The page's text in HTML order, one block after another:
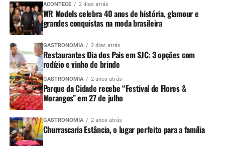
ACONTECE 2 dias atrás
WR Models celebra 40 anos de história, glamour e
grandes conquistas na moda brasileira
GASTRONOMIA 2 dias atrás
Restaurantes Dia dos Pais em SJC: 3 opções com
rodízio e vinho de brinde
GASTRONOMIA 2 anos atrás
Parque da Cidade recebe “Festival de Flores &
Morangos” em 27 de julho
GASTRONOMIA 2 anos atrás
Churrascaria Estância, o lugar perfeito para a família